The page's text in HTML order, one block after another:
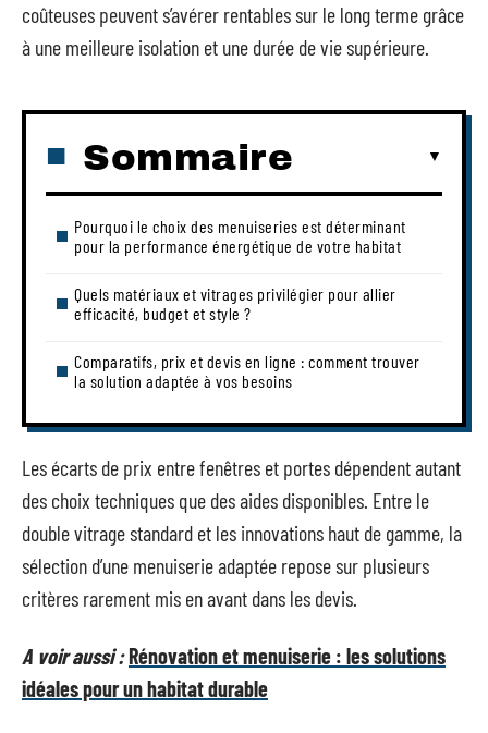
coûteuses peuvent s’avérer rentables sur le long terme grâce
à une meilleure isolation et une durée de vie supérieure.
Sommaire
Pourquoi le choix des menuiseries est déterminant
pour la performance énergétique de votre habitat
Quels matériaux et vitrages privilégier pour allier
efficacité, budget et style ?
Comparatifs, prix et devis en ligne : comment trouver
la solution adaptée à vos besoins
Les écarts de prix entre fenêtres et portes dépendent autant
des choix techniques que des aides disponibles. Entre le
double vitrage standard et les innovations haut de gamme, la
sélection d’une menuiserie adaptée repose sur plusieurs
critères rarement mis en avant dans les devis.
A voir aussi :Rénovation et menuiserie : les solutions
idéales pour un habitat durable